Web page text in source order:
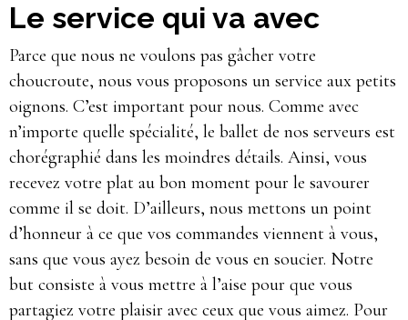
Le service qui va avec
Parce que nous ne voulons pas gâcher votre
choucroute, nous vous proposons un service aux petits
oignons. C’est important pour nous. Comme avec
n’importe quelle spécialité, le ballet de nos serveurs est
chorégraphié dans les moindres détails. Ainsi, vous
recevez votre plat au bon moment pour le savourer
comme il se doit. D’ailleurs, nous mettons un point
d’honneur à ce que vos commandes viennent à vous,
sans que vous ayez besoin de vous en soucier. Notre
but consiste à vous mettre à l’aise pour que vous
partagiez votre plaisir avec ceux que vous aimez. Pour